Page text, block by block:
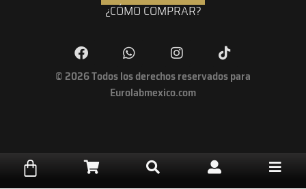
¿CÓMO COMPRAR?
© 2026 Todos los derechos reservados para
Eurolabmexico.com